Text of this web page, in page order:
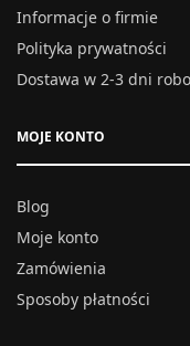
Informacje o firmie
Polityka prywatności
Dostawa w 2-3 dni
MOJE KONTO
Blog
Moje konto
Zamówienia
Sposoby płatności